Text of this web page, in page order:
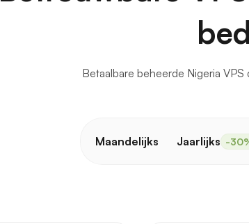
Betaalbare beheerde Nigeria
Maandelijks Jaarlijks -